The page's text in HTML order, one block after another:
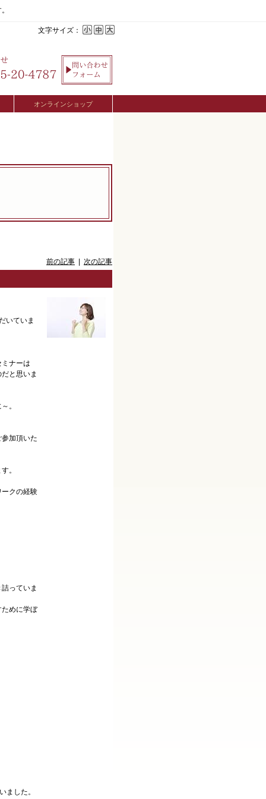
文字サイズ：
オンラインショップ
前の記事
次の記事
いていま
ナーは
と思いま
。
参加頂いた
。
クの経験
っていま
めに学ぼ
ました。